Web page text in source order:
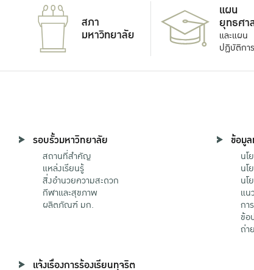
สภา
มหาวิทยาลัย
แผน
ยุทธศา
และแผน
ปฏิบัติการ
รอบรั้วมหาวิทยาลัย
สถานที่สำคัญ
แหล่งเรียนรู้
สิ่งอำนวยความสะดวก
กีฬาและสุขภาพ
ผลิตภัณฑ์ มก.
ข้อมู
นโ
นโ
นโ
แน
กา
ข้อ
ถ่า
แจ้งเรื่องการร้องเรียนทุจริต